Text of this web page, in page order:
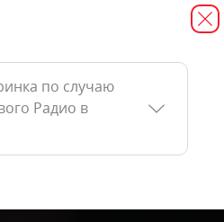
по случаю
Радио в